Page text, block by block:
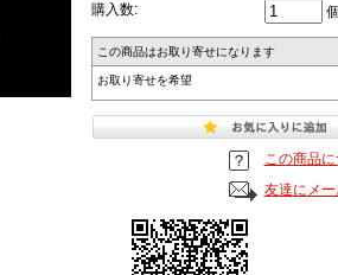
購入数: 個
この商品はお取り寄せになります
お取り寄せを希望
この商品
友達にメ